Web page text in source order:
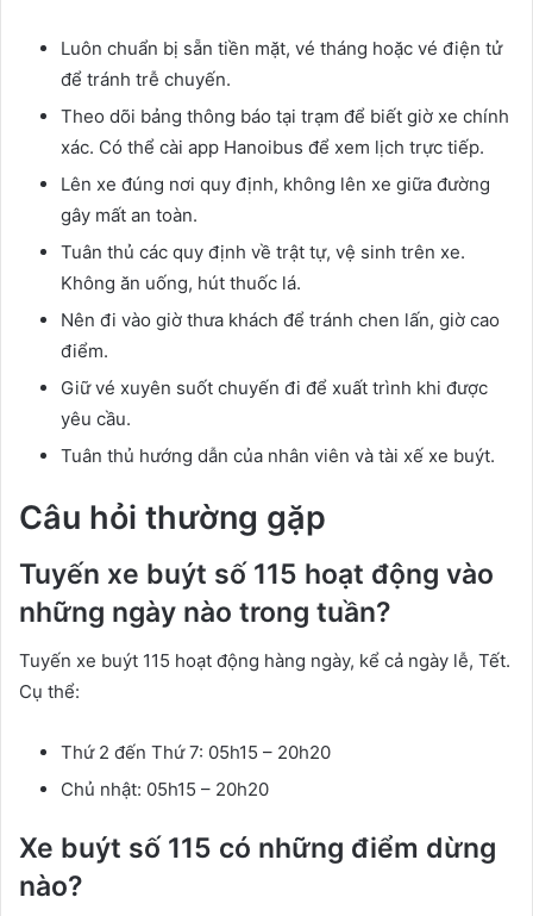
Luôn chuẩn bị sẵn tiền mặt, vé tháng hoặc vé điện tử
để tránh trễ chuyến.
Theo dõi bảng thông báo tại trạm để biết giờ xe chính
xác. Có thể cài app Hanoibus để xem lịch trực tiếp.
Lên xe đúng nơi quy định, không lên xe giữa đường
gây mất an toàn.
Tuân thủ các quy định về trật tự, vệ sinh trên xe.
Không ăn uống, hút thuốc lá.
Nên đi vào giờ thưa khách để tránh chen lấn, giờ cao
điểm.
Giữ vé xuyên suốt chuyến đi để xuất trình khi được
yêu cầu.
Tuân thủ hướng dẫn của nhân viên và tài xế xe buýt.
Câu hỏi thường gặp
Tuyến xe buýt số 115 hoạt động vào
những ngày nào trong tuần?
Tuyến xe buýt 115 hoạt động hàng ngày, kể cả ngày lễ, Tết.
Cụ thể:
Thứ 2 đến Thứ 7: 05h15 – 20h20
Chủ nhật: 05h15 – 20h20
Xe buýt số 115 có những điểm dừng
nào?